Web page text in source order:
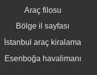
Araç filosu
Bölge il sayfası
İstanbul araç kiralama
Esenboğa havalimanı